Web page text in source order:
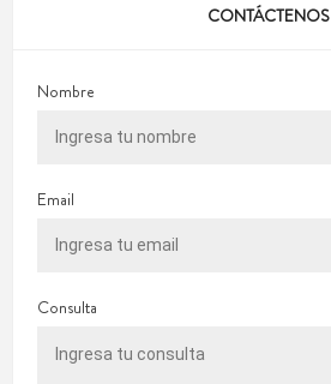
CONTÁCTENOS
Nombre
Email
Consulta